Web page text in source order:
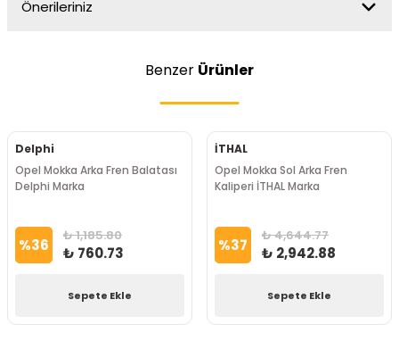
Önerileriniz
Benzer Ürünler
Delphi
Opel Mokka Arka Fren Balatası
Delphi Marka
%36 ₺ 1,185.80
₺ 760.73
Sepete Ekle
İTHAL
Opel Mokka Sol Arka Fren
Kaliperi İTHAL Marka
%37 ₺ 4,644.77
₺ 2,942.88
Sepete Ekle